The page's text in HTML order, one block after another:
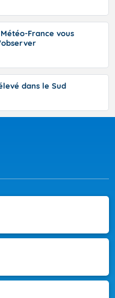
France vous
dans le Sud